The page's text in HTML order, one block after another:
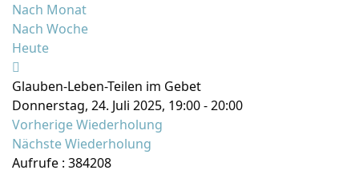
Nach Monat
Nach Woche
Heute
Glauben-Leben-Teilen im Gebet
Donnerstag, 24. Juli 2025, 19:00 - 20:00
Vorherige Wiederholung
Nächste Wiederholung
Aufrufe : 384208